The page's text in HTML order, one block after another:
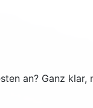
an? Ganz